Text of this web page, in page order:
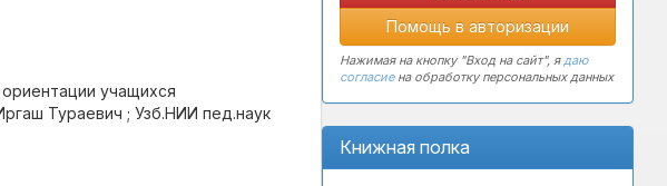
Помощь в авторизации
Нажимая на кнопку "Вход на сайт", ядаю
согласиена обработку персональных данных
Книжная полка
учащихся
Тураевич ; Узб.НИИ пед.наук